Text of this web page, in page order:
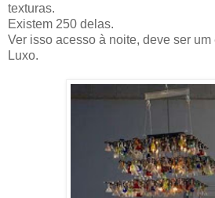
texturas.
Existem 250 delas.
Ver isso acesso à noite, deve ser
Luxo.